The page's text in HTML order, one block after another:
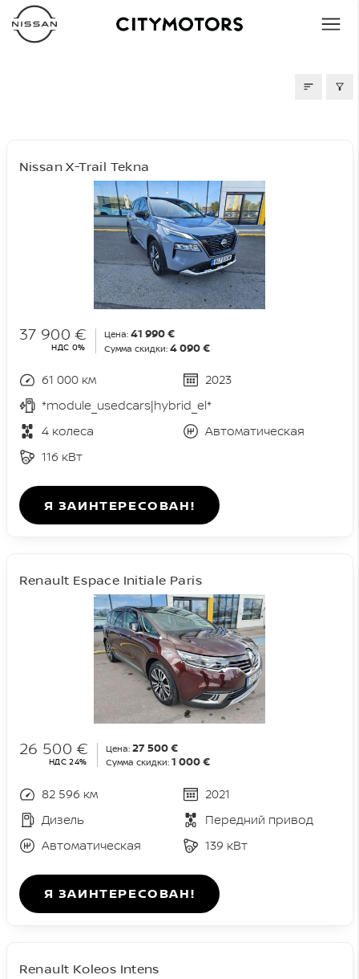
Nissan X-Trail Tekna
37 900 €
НДС 0%
Цена: 41 990 €
Сумма скидки: 4 090 €
61 000 км
2023
*module_usedcars|hybrid_el*
4 колеса
Автоматическая
116 кВт
Я ЗАИНТЕРЕСОВАН!
Renault Espace Initiale Paris
26 500 €
НДС 24%
Цена: 27 500 €
Сумма скидки: 1 000 €
82 596 км
2021
Дизель
Передний привод
Автоматическая
139 кВт
Я ЗАИНТЕРЕСОВАН!
Renault Koleos Intens